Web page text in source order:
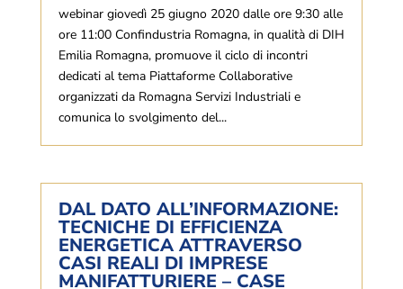
webinar giovedì 25 giugno 2020 dalle ore 9:30 alle
ore 11:00 Confindustria Romagna, in qualità di DIH
Emilia Romagna, promuove il ciclo di incontri
dedicati al tema Piattaforme Collaborative
organizzati da Romagna Servizi Industriali e
comunica lo svolgimento del...
DAL DATO ALL’INFORMAZIONE:
TECNICHE DI EFFICIENZA
ENERGETICA ATTRAVERSO
CASI REALI DI IMPRESE
MANIFATTURIERE – CASE